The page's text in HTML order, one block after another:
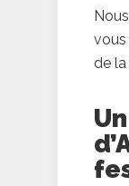
vous
de la